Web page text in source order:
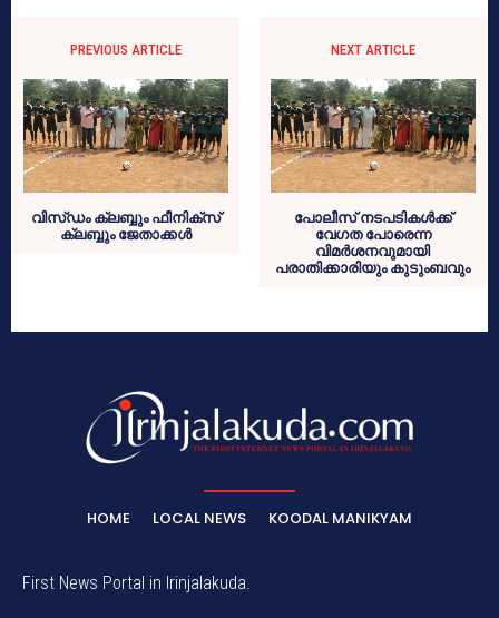
PREVIOUS ARTICLE
വിസ്ഡം ക്ലബ്ബും ഫീനിക്‌സ്
ക്ലബ്ബും ജേതാക്കള്‍
NEXT ARTICLE
പോലീസ് നടപടികള്‍ക്ക്
വേഗത പോരെന്ന
വിമര്‍ശനവുമായി
പരാതിക്കാരിയും കുടുംബവും
HOME LOCAL NEWS KOODAL MANIKYAM
First News Portal in Irinjalakuda.